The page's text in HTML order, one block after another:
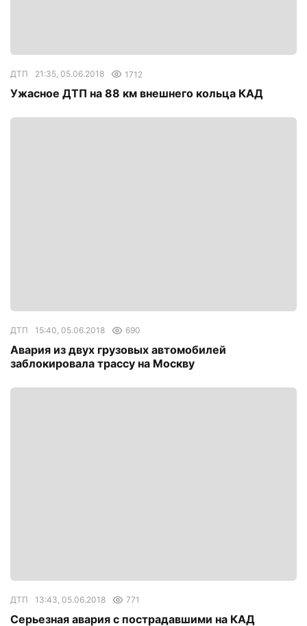
ДТП 21:35, 05.06.2018 1712
Ужасное ДТП на 88 км внешнего кольца КАД
ДТП 15:40, 05.06.2018 690
Авария из двух грузовых автомобилей
заблокировала трассу на Москву
ДТП 13:43, 05.06.2018 771
Серьезная авария с пострадавшими на КАД